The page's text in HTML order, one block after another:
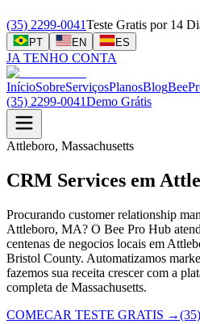
(35) 2299-0041Teste Gratis por 14
PT EN ES
JA TENHO CONTA
InícioSobreServiçosPlanosBlog
(35) 2299-0041Demo Grátis
Attleboro, Massachusetts
CRM Services em
Procurando customer relationship
Attleboro, MA? O Bee Pro Hub
centenas de negocios locais em
Bristol County. Automatizamos
fazemos sua receita crescer com a
completa de Massachusetts.
COMECAR TESTE GRATIS →